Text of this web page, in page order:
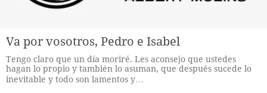
Va por vosotros, Pedro e Isabel
Tengo claro que un día moriré. Les aconsejo que ustedes
hagan lo propio y también lo asuman, que después sucede lo
inevitable y todo son lamentos y…